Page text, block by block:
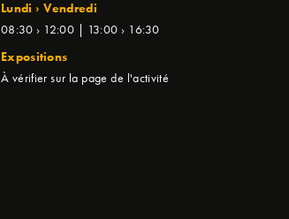
Lundi › Vendredi
08:30 › 12:00 | 13:00 › 16:30
Expositions
À vérifier sur la page de l'activité